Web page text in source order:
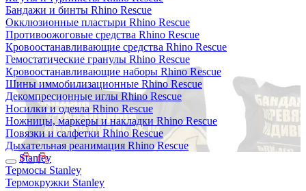
Бандажи и бинты Rhino Rescue
Окклюзионные пластыри Rhino Rescue
Противоожоговые средства Rhino Rescue
Кровоостанавливающие средства Rhino Rescue
Гемостатические гранулы Rhino Rescue
Кровоостанавливающие наборы Rhino Rescue
Шины иммобилизационные Rhino Rescue
Декомпресионные иглы Rhino Rescue
Носилки и одеяла Rhino Rescue
Ножницы, маркеры и накладки Rhino Rescue
Повязки и салфетки Rhino Rescue
Дыхательная реанимация Rhino Rescue
Stanley
Термосы Stanley
Термокружки Stanley